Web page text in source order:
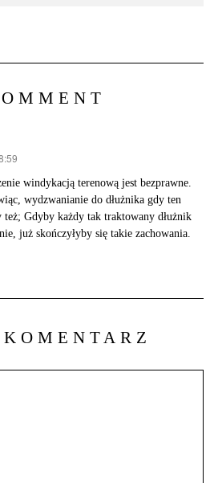
windykacją terenową jest bezprawne.
wydzwanianie do dłużnika gdy ten
też; Gdyby każdy tak traktowany dłużnik
już skończyłyby się takie zachowania.